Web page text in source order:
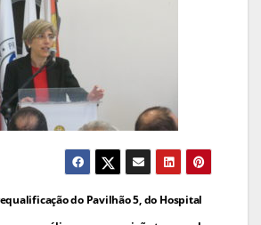
do Pavilhão 5, do Hospital